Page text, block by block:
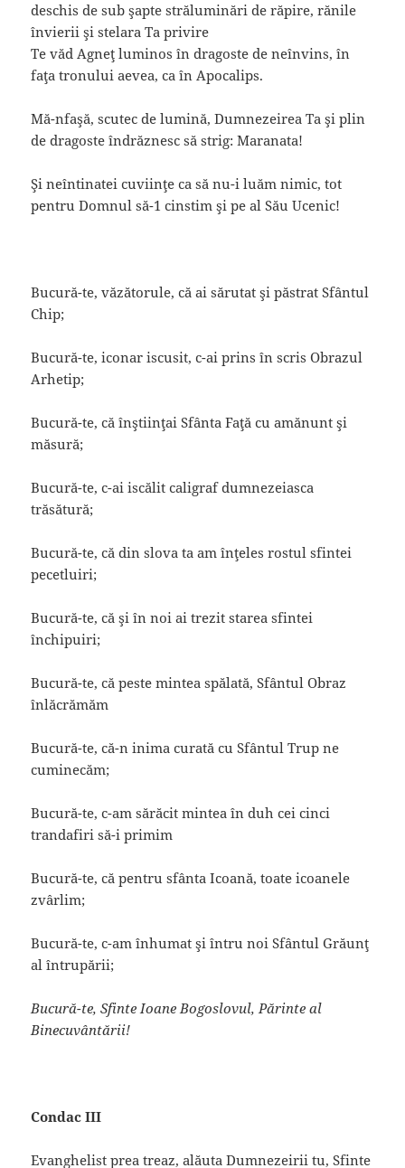
deschis de sub şapte străluminări de răpire, rănile
învierii şi stelara Ta privire
Te văd Agneţ luminos în dragoste de neînvins, în
faţa tronului aevea, ca în Apocalips.
Mă-nfaşă, scutec de lumină, Dumnezeirea Ta şi plin
de dragoste îndrăznesc să strig: Maranata!
Şi neîntinatei cuviinţe ca să nu-i luăm nimic, tot
pentru Domnul să-1 cinstim şi pe al Său Ucenic!
Bucură-te, văzătorule, că ai sărutat şi păstrat Sfântul
Chip;
Bucură-te, iconar iscusit, c-ai prins în scris Obrazul
Arhetip;
Bucură-te, că înştiinţai Sfânta Faţă cu amănunt şi
măsură;
Bucură-te, c-ai iscălit caligraf dumnezeiasca
trăsătură;
Bucură-te, că din slova ta am înţeles rostul sfintei
pecetluiri;
Bucură-te, că şi în noi ai trezit starea sfintei
închipuiri;
Bucură-te, că peste mintea spălată, Sfântul Obraz
înlăcrămăm
Bucură-te, că-n inima curată cu Sfântul Trup ne
cuminecăm;
Bucură-te, c-am sărăcit mintea în duh cei cinci
trandafiri să-i primim
Bucură-te, că pentru sfânta Icoană, toate icoanele
zvârlim;
Bucură-te, c-am înhumat şi întru noi Sfântul Grăunţ
al întrupării;
Bucură-te, Sfinte Ioane Bogoslovul, Părinte al
Binecuvântării!
Condac III
Evanghelist prea treaz, alăuta Dumnezeirii tu, Sfinte